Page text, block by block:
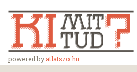
powered byatlatszo.hu